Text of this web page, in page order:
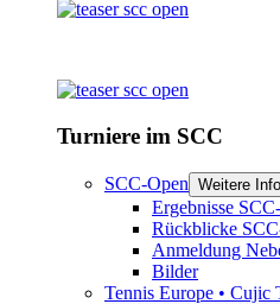
Turniere im SCC
SCC-Open Weitere
Ergebnisse
Rückblicke
Anmeldung
Bilder
Tennis Europe • Cujic